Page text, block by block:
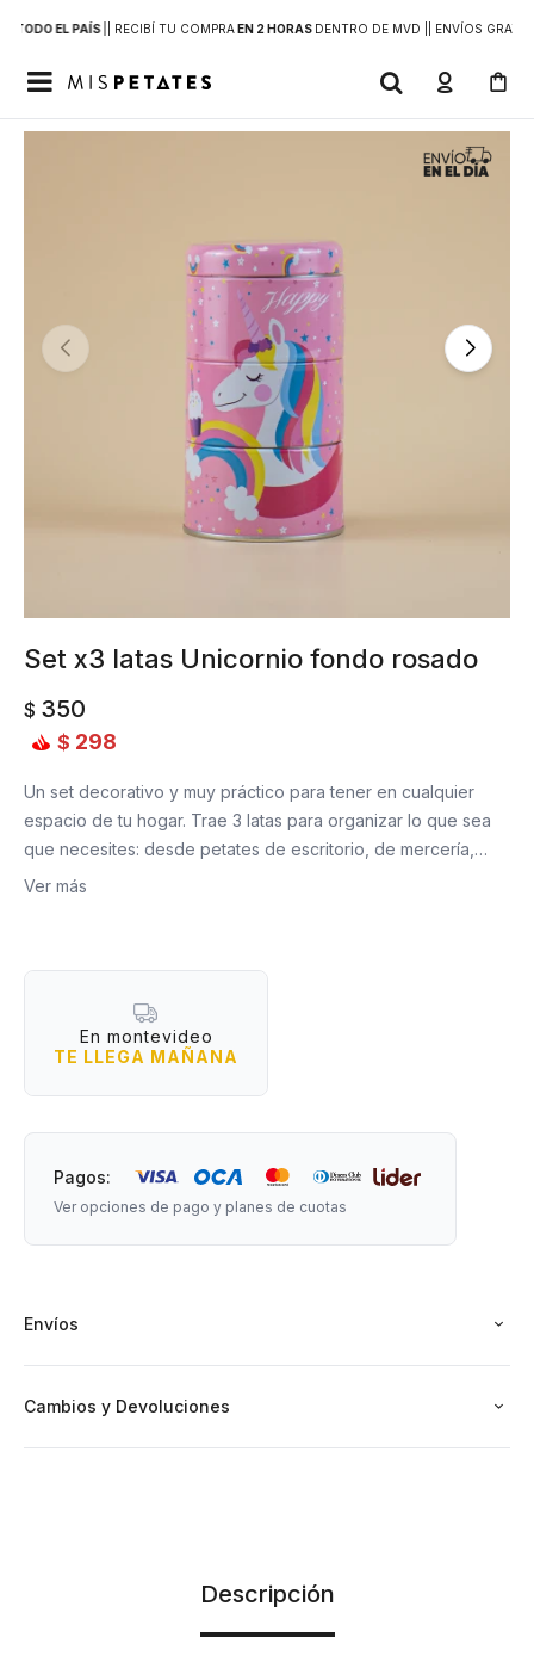
TODO EL PAÍS | RECIBÍ TU COMPRAEN 2 HORAS DENTRO DE MVD | | ENVÍOS GRATIS

Set x3 latas Unicornio fondo rosado
$ 350
$ 298
Un set decorativo y muy práctico para tener en cualquier
espacio de tu hogar. Trae 3 latas para organizar lo que sea
que necesites: desde petates de escritorio, de mercería,
accesorios y, obvio, ¡dulces y caramelos!
Ver más
En montevideo
TE LLEGA MAÑANA
Pagos:
Ver opciones de pago y planes de cuotas
Envíos
Cambios y Devoluciones
Descripción